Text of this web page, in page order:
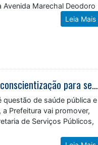
Avenida Marechal Deodoro
Leia Mais
Caraguatatuba aborda violência contra a mulher e leva conscientização para servidores municipais
questão de saúde pública e
Prefeitura vai promover,
de Serviços Públicos,